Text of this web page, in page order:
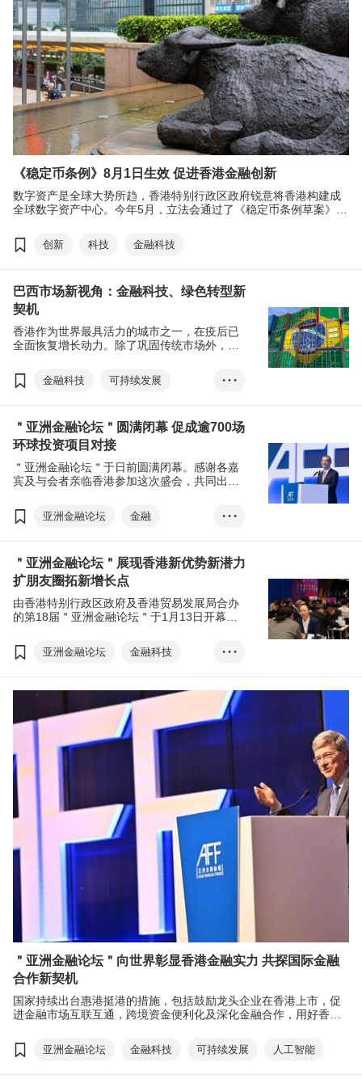
《稳定币条例》8月1日生效 促进香港金融创新
数字资产是全球大势所趋，香港特别行政区政府锐意将香港构建成
全球数字资产中心。今年5月，立法会通过了《稳定币条例草案》，
善香港数字资产活动的监管框架，以保障货币和金融稳定，并巩固
提升香港国际金融中心的地位。《稳定币条例》将于今年8月1日生
创新 科技 金融科技
巴西市场新视角：金融科技、绿色转型新
契机
香港作为世界最具活力的城市之一，在疫后已
全面恢复增长动力。除了巩固传统市场外，也
新兴市场。然而，属”金砖国家” 之一的拉丁美
洲经济大国 - 巴西，近年已由食品出口大国，
金融科技
可持续发展
ESG
食品
• • •
＂亚洲金融论坛＂圆满闭幕 促成逾700场
环球投资项目对接
＂亚洲金融论坛＂于日前圆满闭幕。感谢各嘉
宾及与会者亲临香港参加这次盛会，共同出谋
新机遇。特别感谢中央政府对香港金融发展的
坚实支持，令香港如虎添翼，独特地位和优势
动获更多东盟、中亚及中东朋友的支持，进一
步印证香港＂超级联系人＂的角色。
亚洲金融论坛
金融
金融科技
投资
可持续发展
人工智能
• • •
＂亚洲金融论坛＂展现香港新优势新潜力
扩朋友圈拓新增长点
由香港特别行政区政府及香港贸易发展局合办
的第18届＂亚洲金融论坛＂于1月13日开幕，
局中开新局。论坛一直是区内的旗舰金融盛
事，向世界展示香港金融新实力，并拓阔香港
合作委员会（Gulf Cooperation Council）举行
专场以推动两地的经济合作。
亚洲金融论坛
金融科技
可持续发展
人工智能
• • •
＂亚洲金融论坛＂向世界彰显香港金融实力 共探国际金融
合作新契机
国家持续出台惠港挺港的措施，包括鼓励龙头企业在香港上市，促
进金融市场互联互通，跨境资金便利化及深化金融合作，用好香港
心的地位。受惠国家支持及本港政府及业界的努力，2024年香港的
经济和金融发展稳中有进 - 银行存款于2024年首11个月增加超过1
亚洲金融论坛 金融科技 可持续发展 人工智能